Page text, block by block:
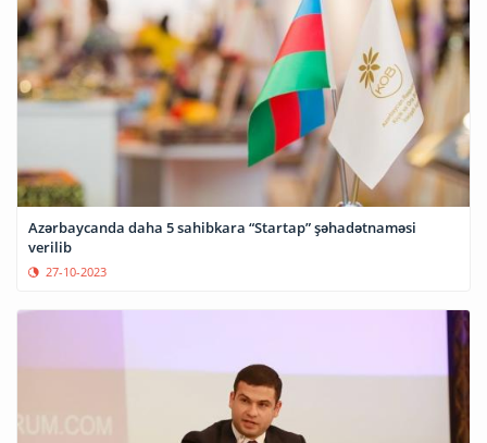
Azərbaycanda daha 5 sahibkara “Startap” şəhadətnaməsi
verilib
27-10-2023